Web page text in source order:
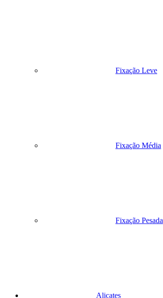
Fixação Leve
Fixação Média
Fixação Pesada
Alicates